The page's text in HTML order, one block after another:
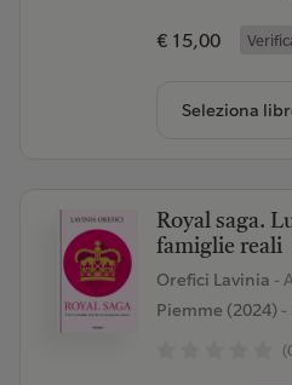
€ 15,00
Seleziona
Royal saga.
famiglie reali
Orefici Lavinia -
Piemme (2024)-